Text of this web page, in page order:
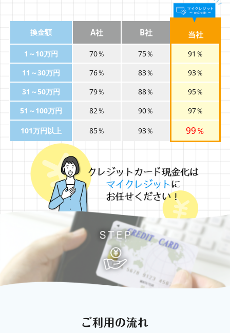
換金額 A社 B社 当社
1～10万円 70％ 75％
91％
11～30万円
76％ 83％
93％
31～50万円
79％ 88％
95％
51～100万円
82％ 90％
97％
101万円以上
85％ 93％ 99％
ご利用の流れ